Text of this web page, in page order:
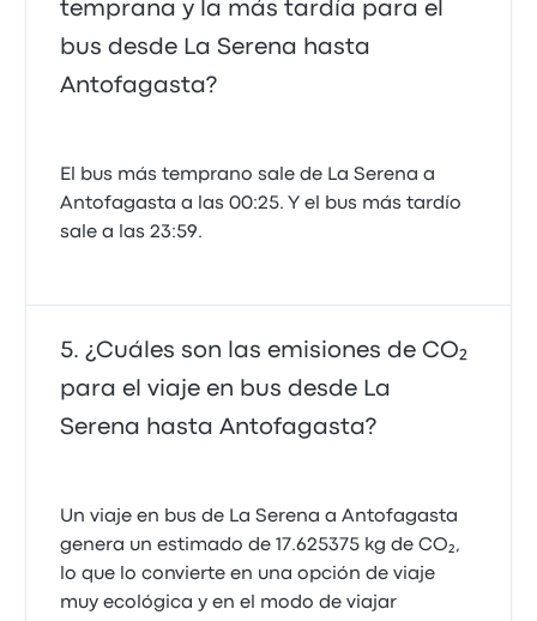
temprana y la más tardía para el
bus desde La Serena hasta
Antofagasta?
El bus más temprano sale de La Serena a
Antofagasta a las 00:25. Y el bus más tardío
sale a las 23:59.
¿Cuáles son las emisiones de CO₂
para el viaje en bus desde La
Serena hasta Antofagasta?
Un viaje en bus de La Serena a Antofagasta
genera un estimado de 17.625375 kg de CO₂,
lo que lo convierte en una opción de viaje
muy ecológica y en el modo de viajar